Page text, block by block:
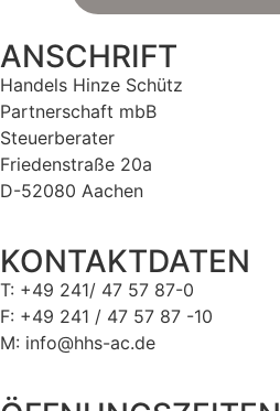
ANSCHRIFT
Handels Hinze Schütz
Partnerschaft mbB
Steuerberater
Friedenstraße 20a
D-52080 Aachen
KONTAKTDATEN
T: +49 241/ 47 57 87-0
F: +49 241 / 47 57 87 -10
M: info@hhs-ac.de